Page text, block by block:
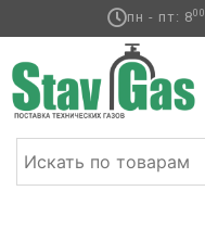
пн - пт: 800